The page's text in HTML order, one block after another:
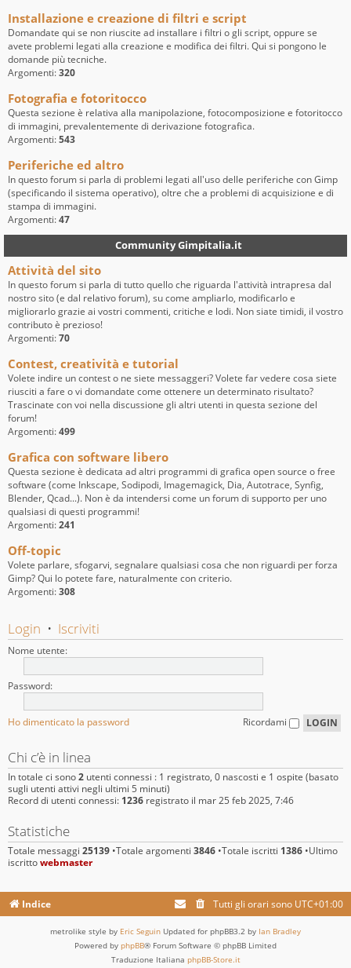
Installazione e creazione di filtri e script
Domandate qui se non riuscite ad installare i filtri o gli script, oppure se
avete problemi legati alla creazione e modifica dei filtri. Qui si pongono le
domande più tecniche.
Argomenti:320
Fotografia e fotoritocco
Questa sezione è relativa alla manipolazione, fotocomposizione e fotoritocco
di immagini, prevalentemente di derivazione fotografica.
Argomenti:543
Periferiche ed altro
In questo forum si parla di problemi legati all'uso delle periferiche con Gimp
(specificando il sistema operativo), oltre che a problemi di acquisizione e di
stampa di immagini.
Argomenti:47
Community Gimpitalia.it
Attività del sito
In questo forum si parla di tutto quello che riguarda l'attività intrapresa dal
nostro sito (e dal relativo forum), su come ampliarlo, modificarlo e
migliorarlo grazie ai vostri commenti, critiche e lodi. Non siate timidi, il vostro
contributo è prezioso!
Argomenti:70
Contest, creatività e tutorial
Volete indire un contest o ne siete messaggeri? Volete far vedere cosa siete
riusciti a fare o vi domandate come ottenere un determinato risultato?
Trascinate con voi nella discussione gli altri utenti in questa sezione del
forum!
Argomenti:499
Grafica con software libero
Questa sezione è dedicata ad altri programmi di grafica open source o free
software (come Inkscape, Sodipodi, Imagemagick, Dia, Autotrace, Synfig,
Blender, Qcad...). Non è da intendersi come un forum di supporto per uno
qualsiasi di questi programmi!
Argomenti:241
Off-topic
Volete parlare, sfogarvi, segnalare qualsiasi cosa che non riguardi per forza
Gimp? Qui lo potete fare, naturalmente con criterio.
Argomenti:308
Login • Iscriviti
Nome utente:
Password:
Ho dimenticato la password Ricordami
Chi c’è in linea
In totale ci sono2 utenti connessi : 1 registrato, 0 nascosti e 1 ospite (basato
sugli utenti attivi negli ultimi 5 minuti)
Record di utenti connessi: 1236 registrato il mar 25 feb 2025, 7:46
Statistiche
Totale messaggi 25139 •Totale argomenti 3846 •Totale iscritti 1386 •Ultimo
iscrittowebmaster
Indice Tutti gli orari sono UTC+01:00
metrolike style by Eric Seguin Updated for phpBB3.2 by Ian Bradley
Powered by phpBB® Forum Software © phpBB Limited
Traduzione Italiana phpBB-Store.it